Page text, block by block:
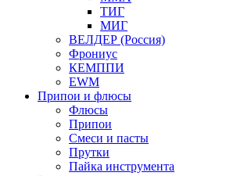
ТИГ
МИГ
ВЕЛДЕР (Россия)
Фрониус
КЕМППИ
EWM
Припои и флюсы
Флюсы
Припои
Смеси и пасты
Прутки
Пайка инструмента